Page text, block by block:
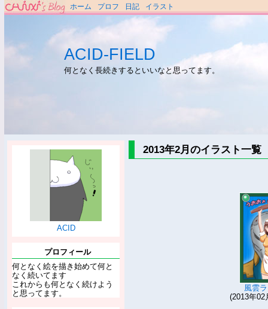
ホーム プロフ 日記 イラスト
ACID-FIELD
何となく長続きするといいなと思ってます。
ACID
プロフィール
何となく絵を描き始めて何と
なく続いてます
これからも何となく続けよう
と思ってます。
2013年2月のイラスト一覧
風雲
(2013年02